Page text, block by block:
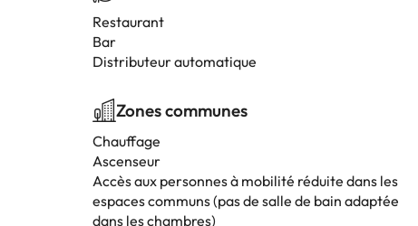
Restaurant
Bar
Distributeur automatique
Zones communes
Chauffage
Ascenseur
Accès aux personnes à mobilité réduite dans les
espaces communs (pas de salle de bain adaptée
dans les chambres)